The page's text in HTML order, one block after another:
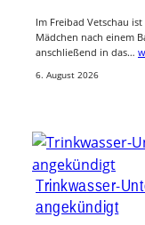
Im Freibad Vetschau
Mädchen nach einem
anschließend in das…
6. August 2026
Trinkwasser-
angekündigt